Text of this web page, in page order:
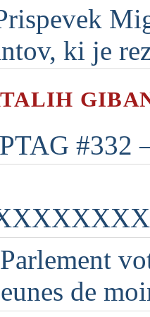
ki je
de